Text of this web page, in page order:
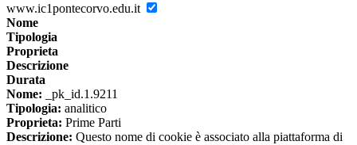
www.ic1pontecorvo.edu.it
Nome
Tipologia
Proprieta
Descrizione
Durata
Nome: _pk_id.1.9211
Tipologia: analitico
Proprieta: Prime Parti
Descrizione: Questo nome di cookie è associato alla piattaforma di